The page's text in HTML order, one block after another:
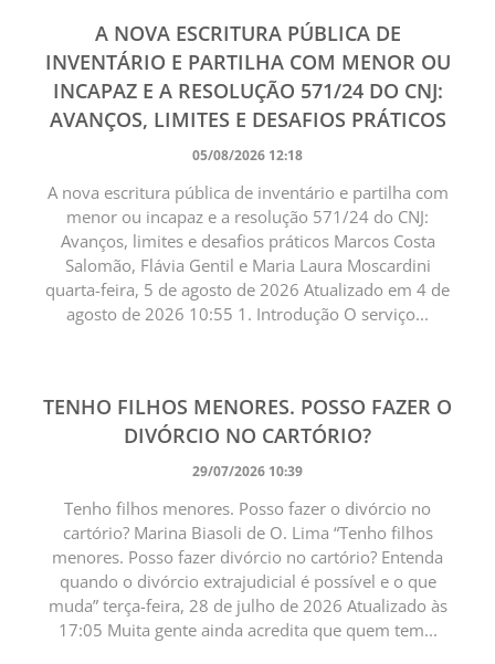
A NOVA ESCRITURA PÚBLICA DE
INVENTÁRIO E PARTILHA COM MENOR OU
INCAPAZ E A RESOLUÇÃO 571/24 DO CNJ:
AVANÇOS, LIMITES E DESAFIOS PRÁTICOS
05/08/2026 12:18
A nova escritura pública de inventário e partilha com
menor ou incapaz e a resolução 571/24 do CNJ:
Avanços, limites e desafios práticos Marcos Costa
Salomão, Flávia Gentil e Maria Laura Moscardini
quarta-feira, 5 de agosto de 2026 Atualizado em 4 de
agosto de 2026 10:55 1. Introdução O serviço...
TENHO FILHOS MENORES. POSSO FAZER O
DIVÓRCIO NO CARTÓRIO?
29/07/2026 10:39
Tenho filhos menores. Posso fazer o divórcio no
cartório? Marina Biasoli de O. Lima “Tenho filhos
menores. Posso fazer divórcio no cartório? Entenda
quando o divórcio extrajudicial é possível e o que
muda” terça-feira, 28 de julho de 2026 Atualizado às
17:05 Muita gente ainda acredita que quem tem...